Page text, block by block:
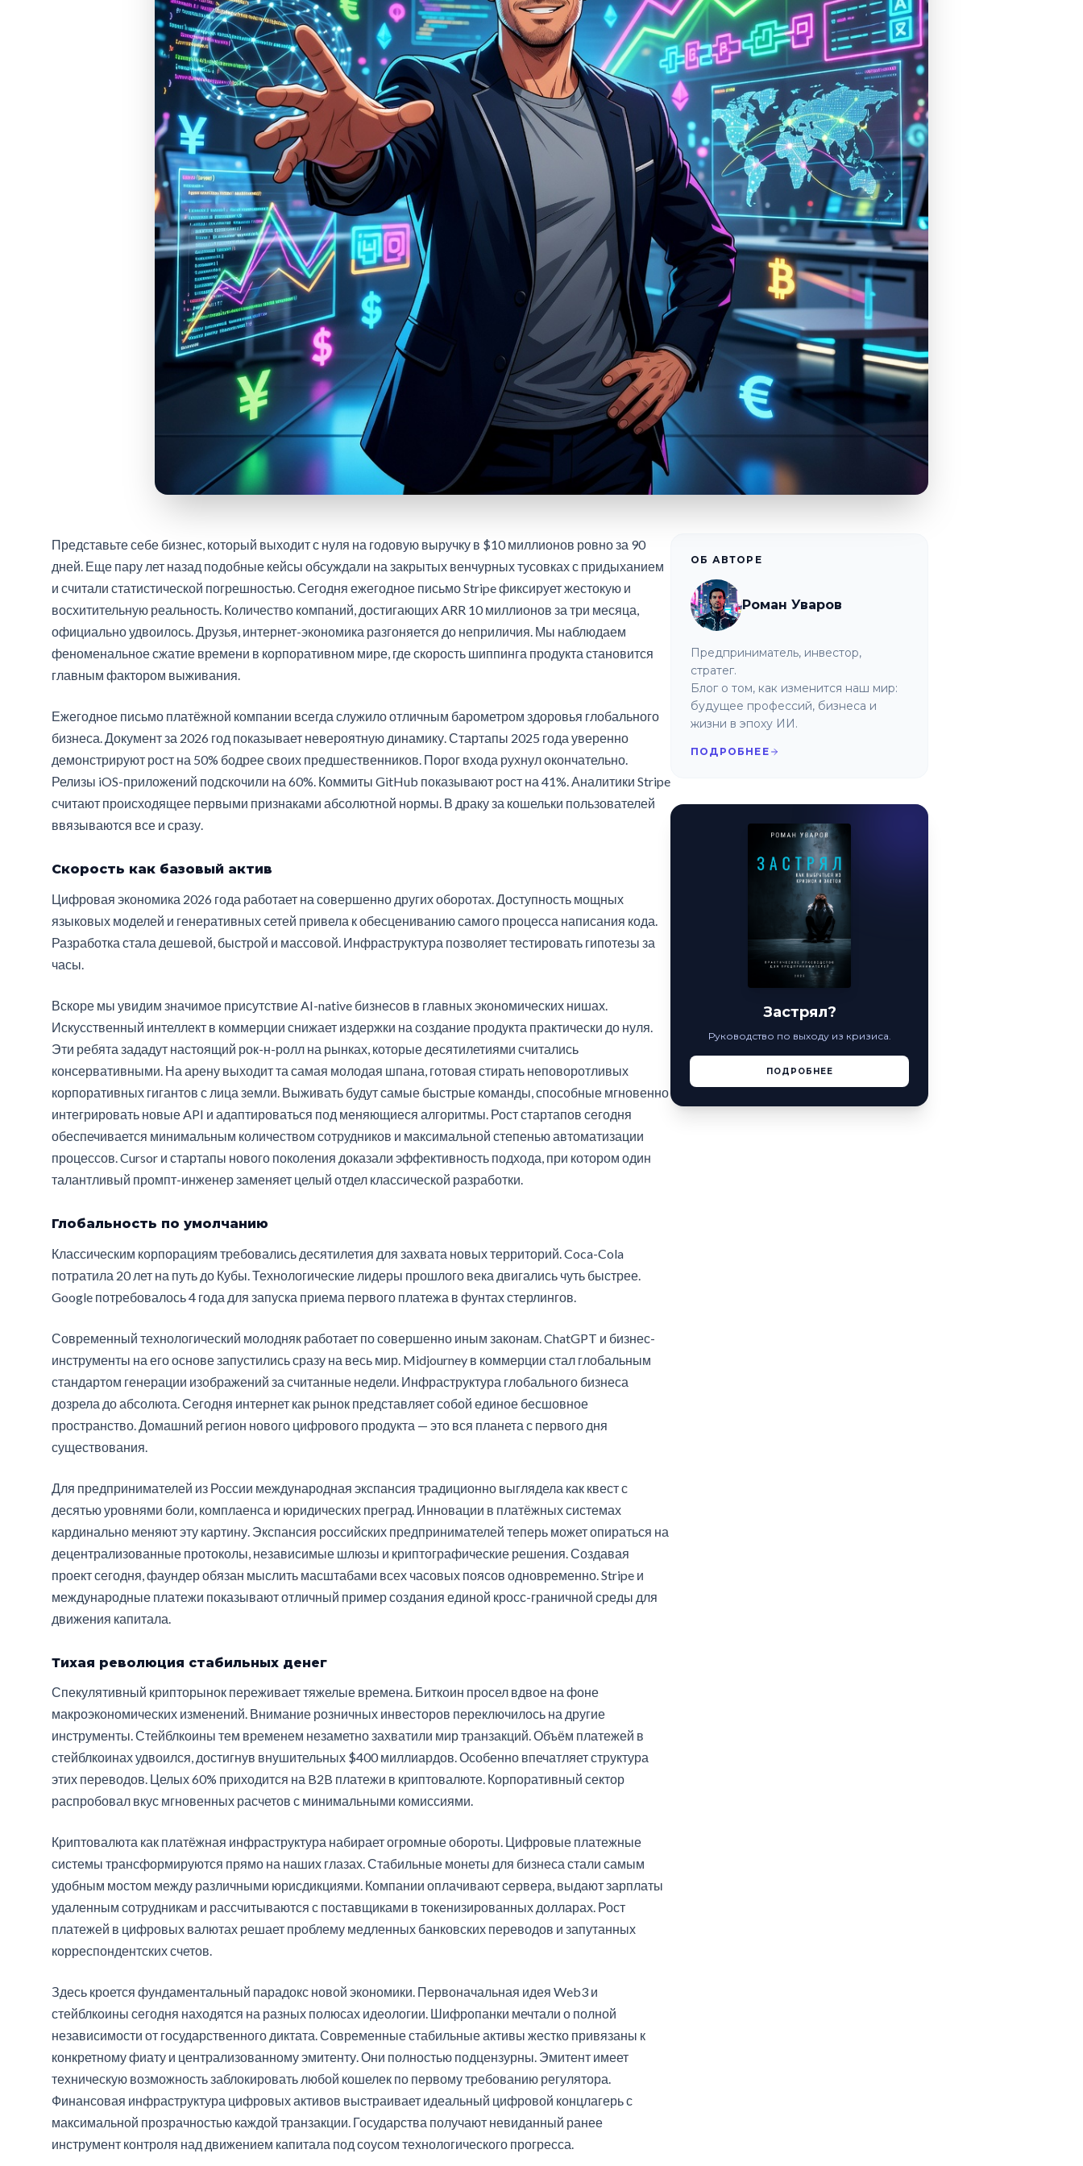
Представьте себе бизнес, который выходит с нуля на годовую выручку в $10 миллионов ровно за 90
дней. Еще пару лет назад подобные кейсы обсуждали на закрытых венчурных тусовках с придыханием
и считали статистической погрешностью. Сегодня ежегодное письмо Stripe фиксирует жестокую и
восхитительную реальность. Количество компаний, достигающих ARR 10 миллионов за три месяца,
официально удвоилось. Друзья, интернет-экономика разгоняется до неприличия. Мы наблюдаем
феноменальное сжатие времени в корпоративном мире, где скорость шиппинга продукта становится
главным фактором выживания.
Ежегодное письмо платёжной компании всегда служило отличным барометром здоровья глобального
бизнеса. Документ за 2026 год показывает невероятную динамику. Стартапы 2025 года уверенно
демонстрируют рост на 50% бодрее своих предшественников. Порог входа рухнул окончательно.
Релизы iOS-приложений подскочили на 60%. Коммиты GitHub показывают рост на 41%. Аналитики Stripe
считают происходящее первыми признаками абсолютной нормы. В драку за кошельки пользователей
ввязываются все и сразу.
Скорость как базовый актив
Цифровая экономика 2026 года работает на совершенно других оборотах. Доступность мощных
языковых моделей и генеративных сетей привела к обесцениванию самого процесса написания кода.
Разработка стала дешевой, быстрой и массовой. Инфраструктура позволяет тестировать гипотезы за
часы.
Вскоре мы увидим значимое присутствие AI-native бизнесов в главных экономических нишах.
Искусственный интеллект в коммерции снижает издержки на создание продукта практически до нуля.
Эти ребята зададут настоящий рок-н-ролл на рынках, которые десятилетиями считались
консервативными. На арену выходит та самая молодая шпана, готовая стирать неповоротливых
корпоративных гигантов с лица земли. Выживать будут самые быстрые команды, способные мгновенно
интегрировать новые API и адаптироваться под меняющиеся алгоритмы. Рост стартапов сегодня
обеспечивается минимальным количеством сотрудников и максимальной степенью автоматизации
процессов. Cursor и стартапы нового поколения доказали эффективность подхода, при котором один
талантливый промпт-инженер заменяет целый отдел классической разработки.
Глобальность по умолчанию
Классическим корпорациям требовались десятилетия для захвата новых территорий. Coca-Cola
потратила 20 лет на путь до Кубы. Технологические лидеры прошлого века двигались чуть быстрее.
Google потребовалось 4 года для запуска приема первого платежа в фунтах стерлингов.
Современный технологический молодняк работает по совершенно иным законам. ChatGPT и бизнес-
инструменты на его основе запустились сразу на весь мир. Midjourney в коммерции стал глобальным
стандартом генерации изображений за считанные недели. Инфраструктура глобального бизнеса
дозрела до абсолюта. Сегодня интернет как рынок представляет собой единое бесшовное
пространство. Домашний регион нового цифрового продукта — это вся планета с первого дня
существования.
Для предпринимателей из России международная экспансия традиционно выглядела как квест с
десятью уровнями боли, комплаенса и юридических преград. Инновации в платёжных системах
кардинально меняют эту картину. Экспансия российских предпринимателей теперь может опираться на
децентрализованные протоколы, независимые шлюзы и криптографические решения. Создавая
проект сегодня, фаундер обязан мыслить масштабами всех часовых поясов одновременно. Stripe и
международные платежи показывают отличный пример создания единой кросс-граничной среды для
движения капитала.
Тихая революция стабильных денег
Спекулятивный крипторынок переживает тяжелые времена. Биткоин просел вдвое на фоне
макроэкономических изменений. Внимание розничных инвесторов переключилось на другие
инструменты. Стейблкоины тем временем незаметно захватили мир транзакций. Объём платежей в
стейблкоинах удвоился, достигнув внушительных $400 миллиардов. Особенно впечатляет структура
этих переводов. Целых 60% приходится на B2B платежи в криптовалюте. Корпоративный сектор
распробовал вкус мгновенных расчетов с минимальными комиссиями.
Криптовалюта как платёжная инфраструктура набирает огромные обороты. Цифровые платежные
системы трансформируются прямо на наших глазах. Стабильные монеты для бизнеса стали самым
удобным мостом между различными юрисдикциями. Компании оплачивают сервера, выдают зарплаты
удаленным сотрудникам и рассчитываются с поставщиками в токенизированных долларах. Рост
платежей в цифровых валютах решает проблему медленных банковских переводов и запутанных
корреспондентских счетов.
Здесь кроется фундаментальный парадокс новой экономики. Первоначальная идея Web3 и
стейблкоины сегодня находятся на разных полюсах идеологии. Шифропанки мечтали о полной
независимости от государственного диктата. Современные стабильные активы жестко привязаны к
конкретному фиату и централизованному эмитенту. Они полностью подцензурны. Эмитент имеет
техническую возможность заблокировать любой кошелек по первому требованию регулятора.
Финансовая инфраструктура цифровых активов выстраивает идеальный цифровой концлагерь с
максимальной прозрачностью каждой транзакции. Государства получают невиданный ранее
инструмент контроля над движением капитала под соусом технологического прогресса.
ОБ АВТОРЕ
Роман Уваров
Предприниматель, инвестор,
стратег.
Блог о том, как изменится наш мир:
будущее профессий, бизнеса и
жизни в эпоху ИИ.
ПОДРОБНЕЕ
Застрял?
Руководство по выходу из кризиса.
ПОДРОБНЕЕ